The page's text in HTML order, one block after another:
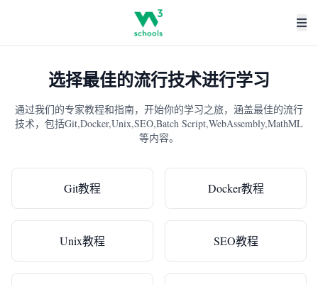
选择最佳的流行技术进行学习
通过我们的专家教程和指南，开始你的学习之旅，涵盖最佳的流行
技术，包括Git,Docker,Unix,SEO,Batch Script,WebAssembly,MathML
等内容。
Git教程 Docker教程
Unix教程 SEO教程